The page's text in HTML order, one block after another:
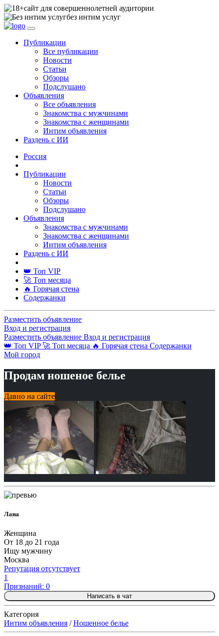
сайт для совершеннолетней аудитории
без интим услуг
Публикации
Все публикации
Новости
Статьи
Обзоры
Подслушано
Объявления
Все объявления
Знакомства с мужчинами
Знакомства с женщинами
Интим объявления
Раздень с ИИ
Россия
Публикации
Новости
Статьи
Обзоры
Подслушано
Объявления
Знакомства с мужчинами
Знакомства с женщинами
Интим объявления
Раздень с ИИ
👑 Топ VIP
🚀 Топ месяца
🔥 Горячая стена
Содержанки
Разместить объявление
Вход и регистрация
Разместить объявление Вход и регистрация
👑 Топ VIP 🚀 Топ месяца 🔥 Горячая стена Содержанки
Мой город
Продам ношеное белье
Давно на сайте
Лана
Женщина
От 18 до 21 года
Ищу мужчину
Москва
Репутация отсутствует
1
Признаний: 0
Написать в чат
Категория
Интим объявления /Ношенное белье